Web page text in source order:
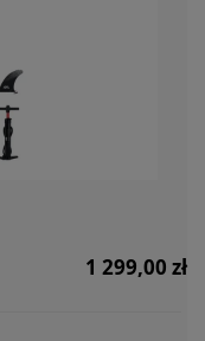
1 299,00 zł